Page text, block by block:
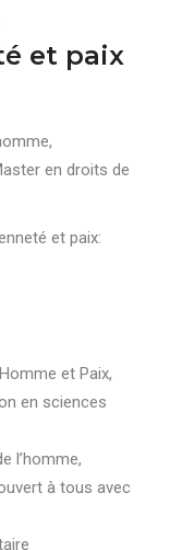
et paix
en droits de
et paix:
et Paix,
en sciences
l’homme,
à tous avec